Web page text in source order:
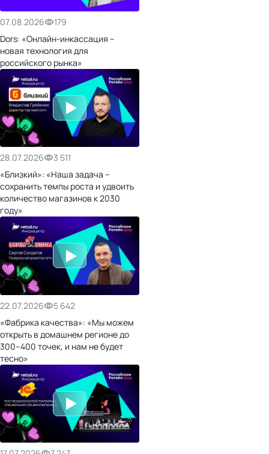
07.08.2026
179
Dors: «Онлайн-инкассация –
новая технология для
российского рынка»
28.07.2026
3 511
«Близкий»: «Наша задача –
сохранить темпы роста и удвоить
количество магазинов к 2030
году»
22.07.2026
5 642
«Фабрика качества»: «Мы можем
открыть в домашнем регионе до
300–400 точек, и нам не будет
тесно»